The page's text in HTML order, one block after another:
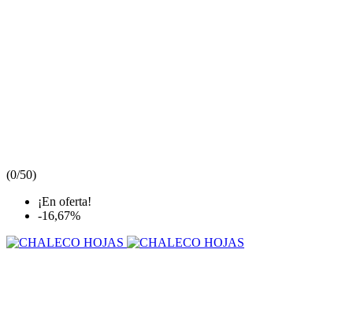
(0/50)
¡En oferta!
-16,67%